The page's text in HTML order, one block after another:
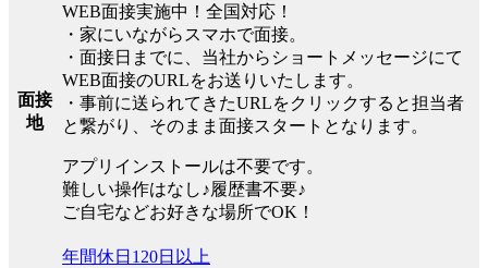
面接
地
WEB面接実施中！全国対応！
・家にいながらスマホで面接。
・面接日までに、当社からショートメッセージにて
WEB面接のURLをお送りいたします。
・事前に送られてきたURLをクリックすると担当者
と繋がり、そのまま面接スタートとなります。
アプリインストールは不要です。
難しい操作はなし♪履歴書不要♪
ご自宅などお好きな場所でOK！
年間休日120日以上